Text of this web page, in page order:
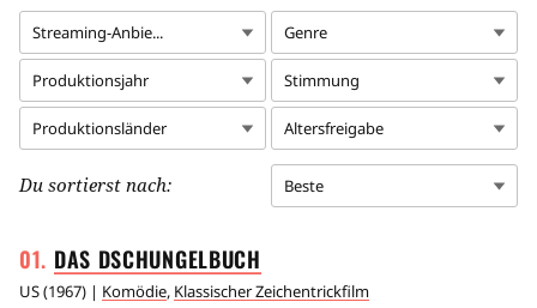
Streaming-Anbie... Genre
Produktionsjahr Stimmung
Produktionsländer Altersfreigabe
Du sortierst nach: Beste
DAS DSCHUNGELBUCH
US(1967) | Komödie, Klassischer Zeichentrickfilm